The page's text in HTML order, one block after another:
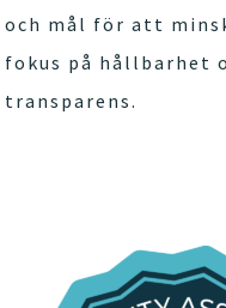
och mål för att
fokus på hållbarhet
transparens.